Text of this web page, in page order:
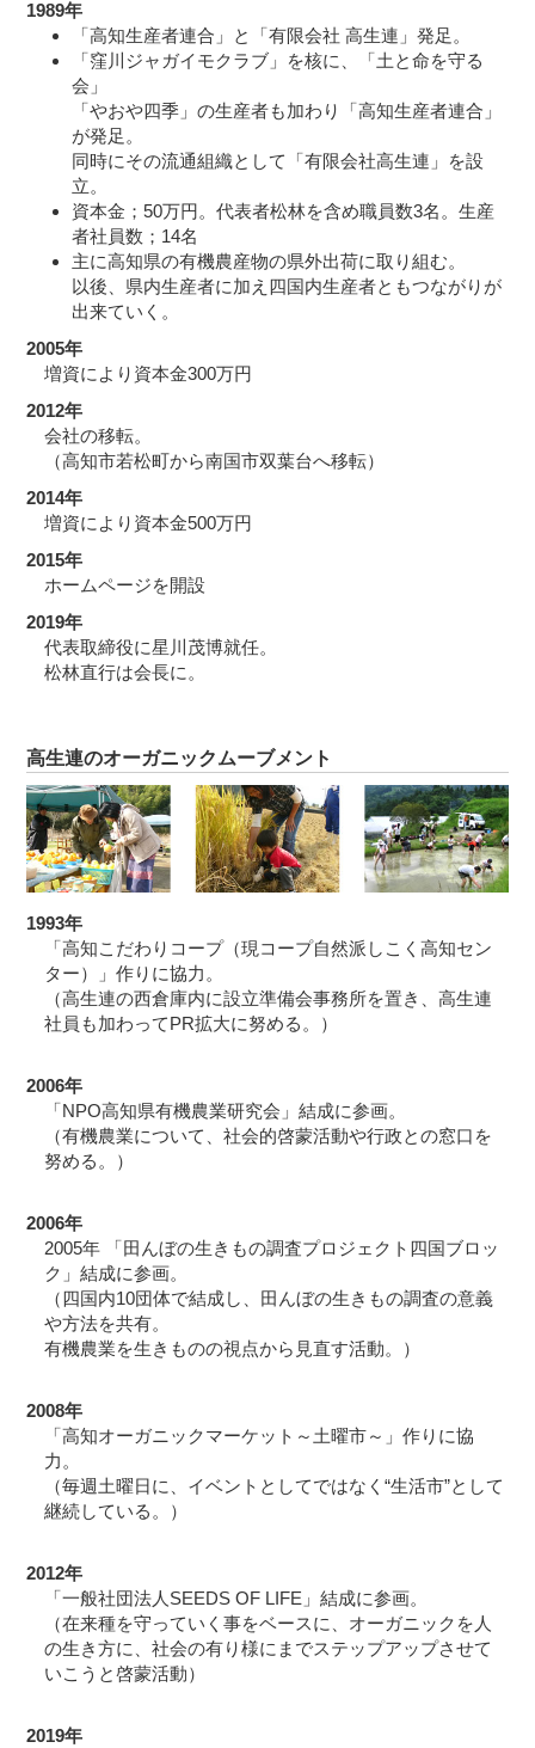
1989年
「高知生産者連合」と「有限会社 高生連」発足。
「窪川ジャガイモクラブ」を核に、「土と命を守る
会」
「やおや四季」の生産者も加わり「高知生産者連合」
が発足。
同時にその流通組織として「有限会社高生連」を設
立。
資本金；50万円。代表者松林を含め職員数3名。生産
者社員数；14名
主に高知県の有機農産物の県外出荷に取り組む。
以後、県内生産者に加え四国内生産者ともつながりが
出来ていく。
2005年
増資により資本金300万円
2012年
会社の移転。
（高知市若松町から南国市双葉台へ移転）
2014年
増資により資本金500万円
2015年
ホームページを開設
2019年
代表取締役に星川茂博就任。
松林直行は会長に。
高生連のオーガニックムーブメント
1993年
「高知こだわりコープ（現コープ自然派しこく高知セン
ター）」作りに協力。
（高生連の西倉庫内に設立準備会事務所を置き、高生連
社員も加わってPR拡大に努める。）
2006年
「NPO高知県有機農業研究会」結成に参画。
（有機農業について、社会的啓蒙活動や行政との窓口を
努める。）
2006年
2005年 「田んぼの生きもの調査プロジェクト四国ブロッ
ク」結成に参画。
（四国内10団体で結成し、田んぼの生きもの調査の意義
や方法を共有。
有機農業を生きものの視点から見直す活動。）
2008年
「高知オーガニックマーケット～土曜市～」作りに協
力。
（毎週土曜日に、イベントとしてではなく“生活市”として
継続している。）
2012年
「一般社団法人SEEDS OF LIFE」結成に参画。
（在来種を守っていく事をベースに、オーガニックを人
の生き方に、社会の有り様にまでステップアップさせて
いこうと啓蒙活動）
2019年